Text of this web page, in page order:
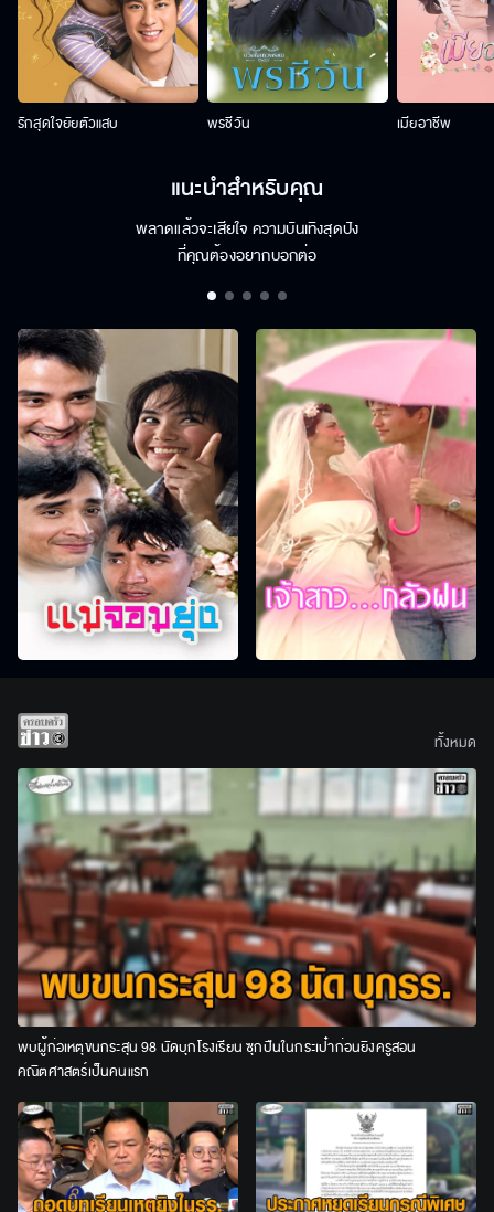
รักสุดใจยัยตัวแสบ พรชีวัน เมียอาชีพ
แนะนำสำหรับคุณ
พลาดแล้วจะเสียใจ ความบันเทิงสุดปัง
ที่คุณต้องอยากบอกต่อ
พบผู้ก่อเหตุขนกระสุน 98 นัดบุกโรงเรียน ซุกปืนในกระเป๋าก่อนยิงครูสอน
คณิตศาสตร์เป็นคนแรก
ทั้งหมด